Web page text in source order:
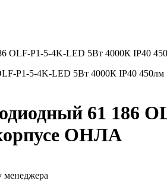
OLF-P1-5-4K-LED 5Вт 4000К IP40
61 186
ОНЛА
менеджера